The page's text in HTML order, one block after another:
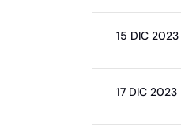
15 DIC 2023
17 DIC 2023